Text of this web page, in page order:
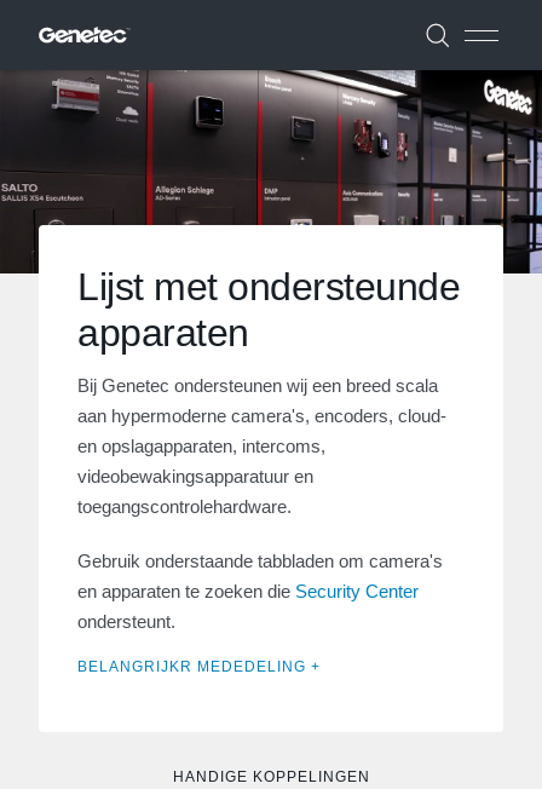
Lijst met ondersteunde
apparaten
Bij Genetec ondersteunen wij een breed scala
aan hypermoderne camera's, encoders, cloud-
en opslagapparaten, intercoms,
videobewakingsapparatuur en
toegangscontrolehardware.
Gebruik onderstaande tabbladen om camera's
en apparaten te zoeken die Security Center
ondersteunt.
BELANGRIJKR MEDEDELING +
HANDIGE KOPPELINGEN